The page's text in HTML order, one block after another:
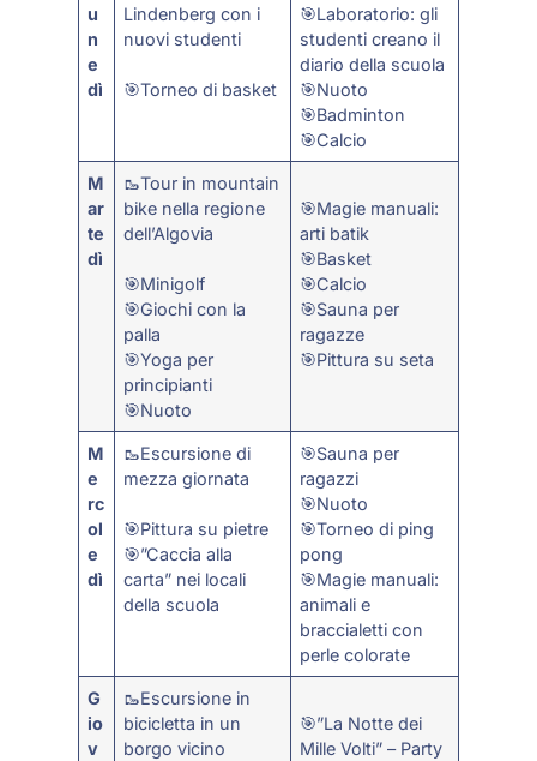
u
n
e
dì
Lindenberg con i
nuovi studenti
🎯Torneo di basket
🎯Laboratorio: gli
studenti creano il
diario della scuola
🎯Nuoto
🎯Badminton
🎯Calcio
M
ar
te
dì
🥾Tour in mountain
bike nella regione
dell’Algovia
🎯Minigolf
🎯Giochi con la
palla
🎯Yoga per
principianti
🎯Nuoto
🎯Magie manuali:
arti batik
🎯Basket
🎯Calcio
🎯Sauna per
ragazze
🎯Pittura su seta
M
e
rc
ol
e
dì
🥾Escursione di
mezza giornata
🎯Pittura su pietre
🎯”Caccia alla
carta” nei locali
della scuola
🎯Sauna per
ragazzi
🎯Nuoto
🎯Torneo di ping
pong
🎯Magie manuali:
animali e
braccialetti con
perle colorate
G
io
v
🥾Escursione in
bicicletta in un
borgo vicino
🎯”La Notte dei
Mille Volti” – Party